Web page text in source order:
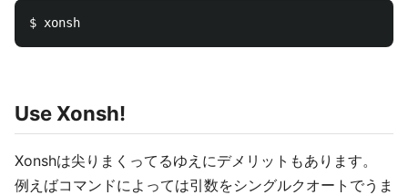
Use Xonsh!
Xonshは尖りまくってるゆえにデメリットもあります。
例えばコマンドによっては引数をシングルクオートでうま